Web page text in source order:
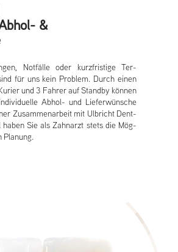
&
Notfälle oder kurzfris­tige Ter­
für uns kein Pro­blem. Durch einen
und 3 Fahr­er auf Standby können
Abhol- und Li­efer­wünsche
Zusam­menar­beit mit Ulbricht De­nt­
haben Sie als Zah­narzt stets die Mög­
Planung.